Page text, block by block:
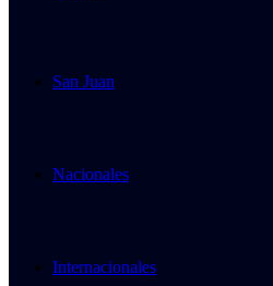
San Juan
Nacionales
Internacionales